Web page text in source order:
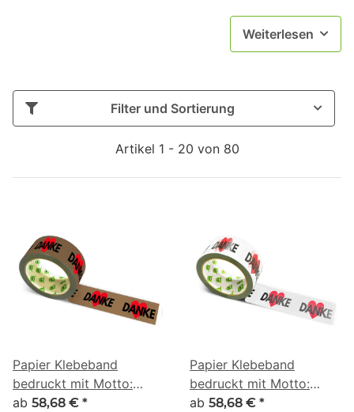
Weiterlesen
Filter und Sortierung
Artikel 1 - 20 von 80
Papier Klebeband
bedruckt mit Motto:
Danke mit Herz - 50 m
ab 58,68 € *
Papier Klebeband
bedruckt mit Motto:
Danke mit Herz - 50 m
ab 58,68 € *